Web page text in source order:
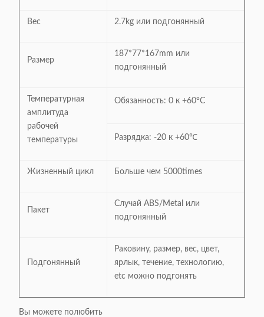
Вес 2.7kg или подгонянный
Размер
187*77*167mm или
подгонянный
Температурная
амплитуда
рабочей
температуры
Обязанность: 0 к +60°C
Разрядка: -20 к +60℃
Жизненный цикл Больше чем 5000times
Пакет
Случай ABS/Metal или
подгонянный
Подгонянный
Раковину, размер, вес, цвет,
ярлык, течение, технологию,
etc можно подгонять
Вы можете полюбить